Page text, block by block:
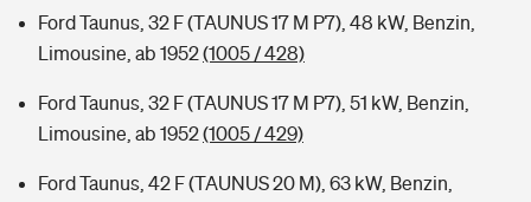
Ford Taunus, 32 F (TAUNUS 17 M P7), 48 kW, Benzin,
Limousine, ab 1952(1005 / 428)
Ford Taunus, 32 F (TAUNUS 17 M P7), 51 kW, Benzin,
Limousine, ab 1952(1005 / 429)
Ford Taunus, 42 F (TAUNUS 20 M), 63 kW, Benzin,